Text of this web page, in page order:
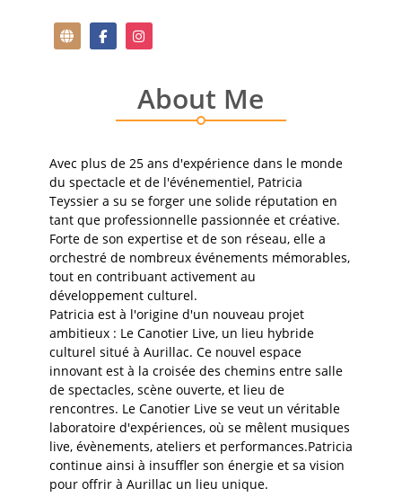
About Me
Avec plus de 25 ans d'expérience dans le monde
du spectacle et de l'événementiel, Patricia
Teyssier a su se forger une solide réputation en
tant que professionnelle passionnée et créative.
Forte de son expertise et de son réseau, elle a
orchestré de nombreux événements mémorables,
tout en contribuant activement au
développement culturel.
Patricia est à l'origine d'un nouveau projet
ambitieux : Le Canotier Live, un lieu hybride
culturel situé à Aurillac. Ce nouvel espace
innovant est à la croisée des chemins entre salle
de spectacles, scène ouverte, et lieu de
rencontres. Le Canotier Live se veut un véritable
laboratoire d'expériences, où se mêlent musiques
live, évènements, ateliers et performances.Patricia
continue ainsi à insuffler son énergie et sa vision
pour offrir à Aurillac un lieu unique.